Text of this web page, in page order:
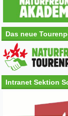
Das neue
Intranet Sektion